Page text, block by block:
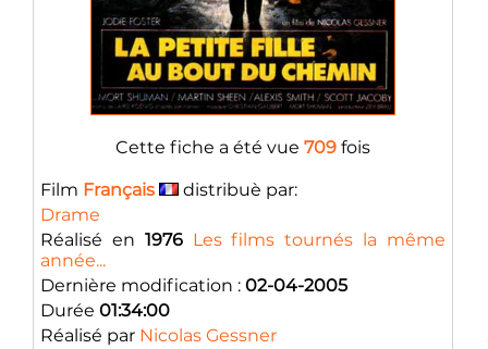
Cette fiche a été vue 709 fois
Film Français
distribuè par:
Drame
Réalisé en 1976 Les films tournés la même
année...
Dernière modification : 02-04-2005
Durée 01:34:00
Réalisé par Nicolas Gessner